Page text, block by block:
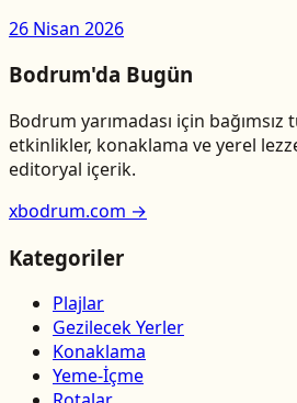
26 Nisan 2026
Bodrum'da Bugün
Bodrum yarımadası için
etkinlikler, konaklama ve yerel
editoryal içerik.
xbodrum.com →
Kategoriler
Plajlar
Gezilecek Yerler
Konaklama
Yeme-İçme